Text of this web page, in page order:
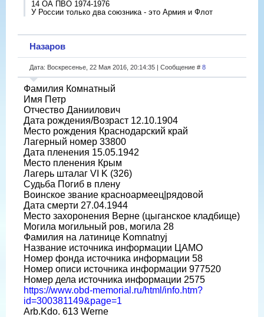
14 ОА ПВО 1974-1976
У России только два союзника - это Армия и Флот
Назаров
Дата: Воскресенье, 22 Мая 2016, 20:14:35 | Сообщение # 8
Фамилия Комнатный
Имя Петр
Отчество Даниилович
Дата рождения/Возраст 12.10.1904
Место рождения Краснодарский край
Лагерный номер 33800
Дата пленения 15.05.1942
Место пленения Крым
Лагерь шталаг VI K (326)
Судьба Погиб в плену
Воинское звание красноармеец|рядовой
Дата смерти 27.04.1944
Место захоронения Верне (цыганское кладбище)
Могила могильный ров, могила 28
Фамилия на латинице Komnatnyj
Название источника информации ЦАМО
Номер фонда источника информации 58
Номер описи источника информации 977520
Номер дела источника информации 2575
https://www.obd-memorial.ru/html/info.htm?
id=300381149&page=1
Arb.Kdo. 613 Werne